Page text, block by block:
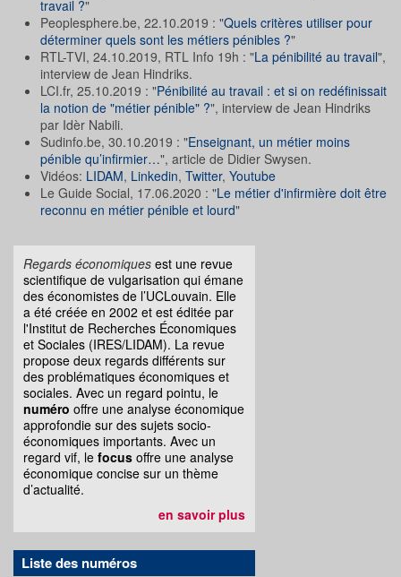
travail ?"
Peoplesphere.be, 22.10.2019 : "Quels critères utiliser pour
déterminer quels sont les métiers pénibles ?"
RTL-TVI, 24.10.2019, RTL Info 19h : "La pénibilité au travail",
interview de Jean Hindriks.
LCI.fr, 25.10.2019 : "Pénibilité au travail : et si on redéfinissait
la notion de "métier pénible" ?", interview de Jean Hindriks
par Idèr Nabili.
Sudinfo.be, 30.10.2019 : "Enseignant, un métier moins
pénible qu’infirmier…", article de Didier Swysen.
Vidéos: LIDAM, Linkedin, Twitter, Youtube
Le Guide Social, 17.06.2020 : "Le métier d'infirmière doit être
reconnu en métier pénible et lourd"
Regards économiques est une revue
scientifique de vulgarisation qui émane
des économistes de l’UCLouvain. Elle
a été créée en 2002 et est éditée par
l'Institut de Recherches Économiques
et Sociales (IRES/LIDAM). La revue
propose deux regards différents sur
des problématiques économiques et
sociales. Avec un regard pointu, le
numéro offre une analyse économique
approfondie sur des sujets socio-
économiques importants. Avec un
regard vif, le focus offre une analyse
économique concise sur un thème
d’actualité.
en savoir plus
Liste des numéros